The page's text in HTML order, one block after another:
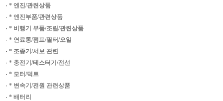
· * 엔진/관련상품
· * 엔진부품/관련상품
· * 비행기 부품/조립/관련상품
· * 연료통/펌프/필터/오일
· * 조종기/서보 관련
· * 충전기/테스터기/전선
· * 모터/덕트
· * 변속기/전원 관련상품
· * 배터리